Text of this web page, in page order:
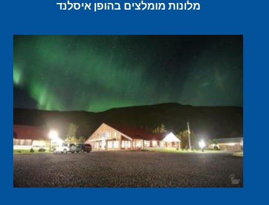
מלונות מומלצים בהופן איסלנד